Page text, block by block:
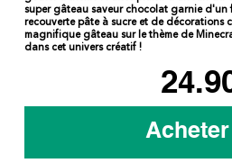
super gâteau saveur chocolat garnie
recouverte pâte à sucre et de décorations
magnifique gâteau sur le thème de
dans cet univers créatif !
Acheter